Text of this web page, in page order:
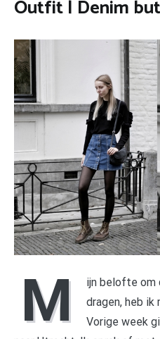
Outfit | Denim
M
ijn belofte om
dragen, heb ik
Vorige week